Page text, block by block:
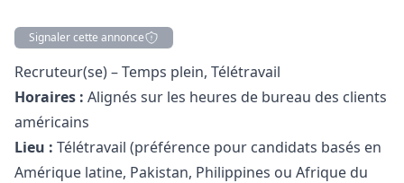
Signaler cette annonce
Description
Recruteur(se) – Temps plein, Télétravail
Horaires : Alignés sur les heures de bureau des clients
américains
Lieu : Télétravail (préférence pour candidats basés en
Amérique latine, Pakistan, Philippines ou Afrique du